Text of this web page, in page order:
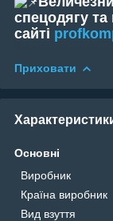
спецодягу
сайті
Приховати
Основні
Виробник
Країна виробник
Вид взуття